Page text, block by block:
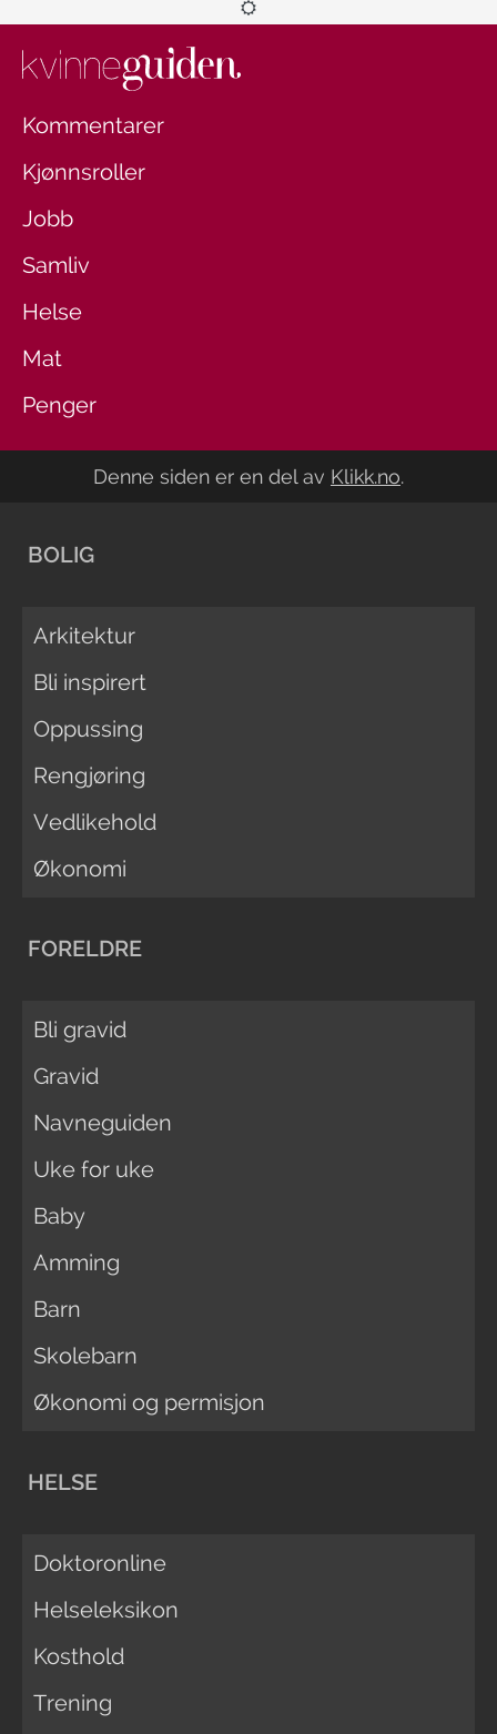
Kommentarer
Kjønnsroller
Jobb
Samliv
Helse
Mat
Penger
Denne siden er en del av Klikk.no.
BOLIG
Arkitektur
Bli inspirert
Oppussing
Rengjøring
Vedlikehold
Økonomi
FORELDRE
Bli gravid
Gravid
Navneguiden
Uke for uke
Baby
Amming
Barn
Skolebarn
Økonomi og permisjon
HELSE
Doktoronline
Helseleksikon
Kosthold
Trening